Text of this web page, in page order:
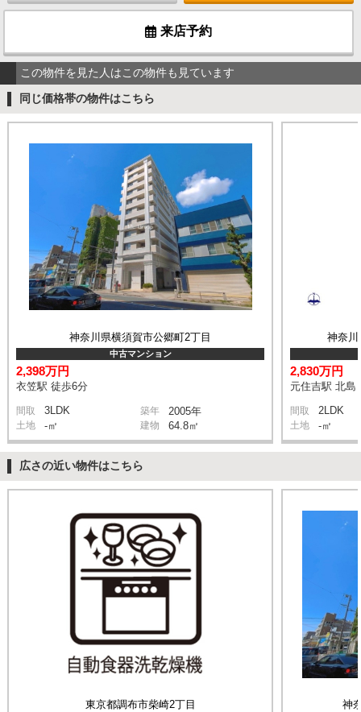
来店予約
この物件を見た人はこの物件も見ています
同じ価格帯の物件はこちら
神奈川県横須賀市公郷町2丁目
中古マンション
2,398万円
衣笠駅 徒歩6分
間取 3LDK 築年 2005年
土地 -㎡ 建物 64.8㎡
神奈川
2,830万円
元住吉駅 北島
間取 2LDK
土地 -㎡
広さの近い物件はこちら
東京都調布市柴崎2丁目 神